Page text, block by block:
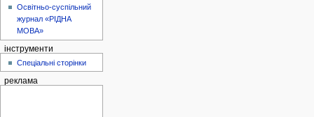
Освітньо-суспільний
журнал «РІДНА
МОВА»
інструменти
Спеціальні сторінки
реклама